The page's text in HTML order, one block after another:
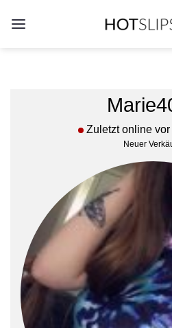
Inhalt
Zuletzt online vor
Neuer